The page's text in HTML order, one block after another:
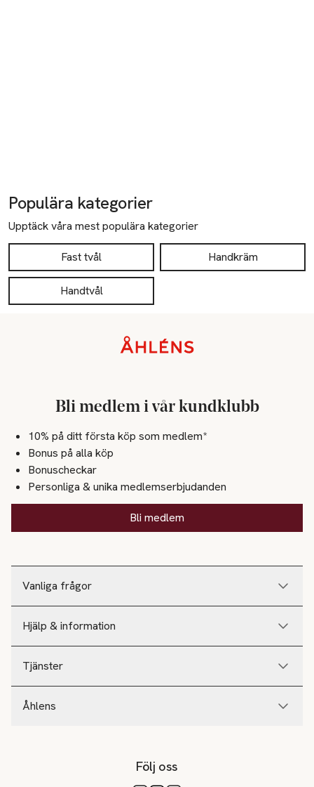
Populära kategorier
Upptäck våra mest populära kategorier
Fast tvål Handkräm
Handtvål
Vanliga frågor
Hjälp & information
Tjänster
Åhlens
Bli medlem i vår kundklubb
10% på ditt första köp som medlem*
Bonus på alla köp
Bonuscheckar
Personliga & unika medlemserbjudanden
Bli medlem
Följ oss